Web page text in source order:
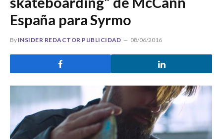
España para Syrmo
By INSIDER REDACTOR PUBLICIDAD 08/06/2016